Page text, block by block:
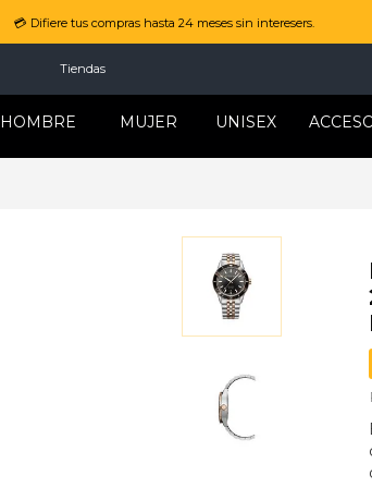
💳 Difiere tus compras hasta 24 meses sin interesers.
Tiendas
HOMBRE MUJER UNISEX